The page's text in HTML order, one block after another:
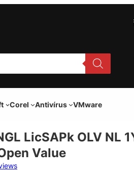
Corel Antivírus VMware
LicSAPk OLV NL
Value